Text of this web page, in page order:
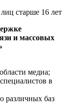
старше 16 лет
и массовых
медиа;
в
различных баз